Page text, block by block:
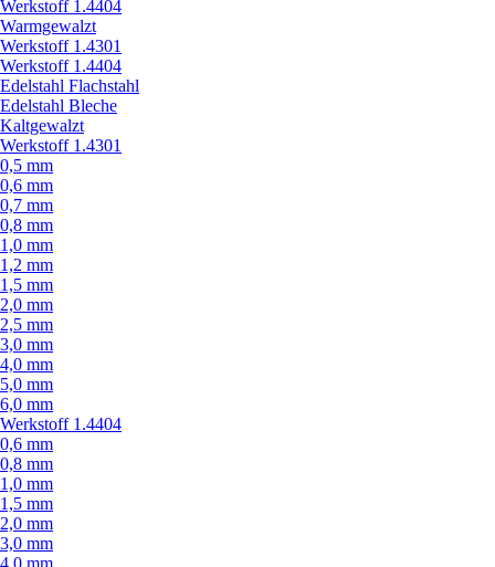
Werkstoff 1.4404
Warmgewalzt
Werkstoff 1.4301
Werkstoff 1.4404
Edelstahl Flachstahl
Edelstahl Bleche
Kaltgewalzt
Werkstoff 1.4301
0,5 mm
0,6 mm
0,7 mm
0,8 mm
1,0 mm
1,2 mm
1,5 mm
2,0 mm
2,5 mm
3,0 mm
4,0 mm
5,0 mm
6,0 mm
Werkstoff 1.4404
0,6 mm
0,8 mm
1,0 mm
1,5 mm
2,0 mm
3,0 mm
4,0 mm